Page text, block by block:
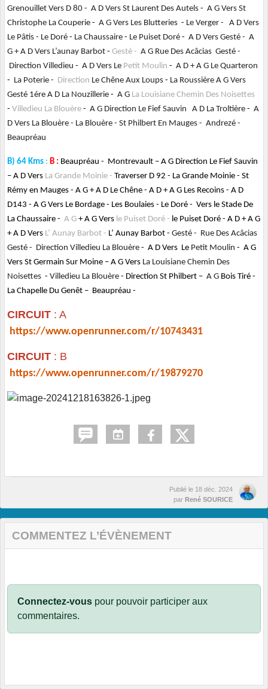
Grenouillet Vers D 80 - A D Vers St Laurent Des Autels - A G Vers St
Christophe La Couperie - A G Vers Les Blutteries - Le Verger - A D Vers
Le Pâtis - Le Doré - La Chaussaire - Le Puiset Doré - A D Vers Gesté - A
G + A D Vers L’aunay Barbot - Gesté - A G Rue Des Acâcias Gesté -
Direction Villedieu - A D Vers Le Petit Moulin - A D + A G Le Quarteron
- La Poterie - Direction Le Chêne Aux Loups - La Roussière A G Vers
Gesté 1ére A D La Nouzillerie - A G La Louisiane Chemin Des Noisettes
- Villedieu La Blouère - A G Direction Le Fief Sauvin A D La Troltière - A
D Vers La Blouère - La Blouère - St Philbert En Mauges - Andrezé -
Beaupréau
B) 64 Kms : B : Beaupréau - Montrevault – A G Direction Le Fief Sauvin
– A D Vers La Grande Moinie - Traverser D 92 - La Grande Moinie - St
Rémy en Mauges - A G + A D Le Chêne - A D + A G Les Recoins - A D
D143 - A G Vers Le Bordage - Les Boulaies - Le Doré - Vers le Stade De
La Chaussaire - A G + A G Vers le Puiset Doré - le Puiset Doré - A D + A G
+ A D Vers L’ Aunay Barbot - L’ Aunay Barbot - Gesté - Rue Des Acâcias
Gesté - Direction Villedieu La Blouère - A D Vers Le Petit Moulin - A G
Vers St Germain Sur Moine – A G Vers La Louisiane Chemin Des
Noisettes - Villedieu La Blouère - Direction St Philbert – A G Bois Tiré -
La Chapelle Du Genêt – Beaupréau -
CIRCUIT : A
https://www.openrunner.com/r/10743431
CIRCUIT : B
https://www.openrunner.com/r/19879270
Publié le 18 déc. 2024
par René SOURICE
COMMENTEZ L’ÉVÈNEMENT
Connectez-vous pour pouvoir participer aux
commentaires.